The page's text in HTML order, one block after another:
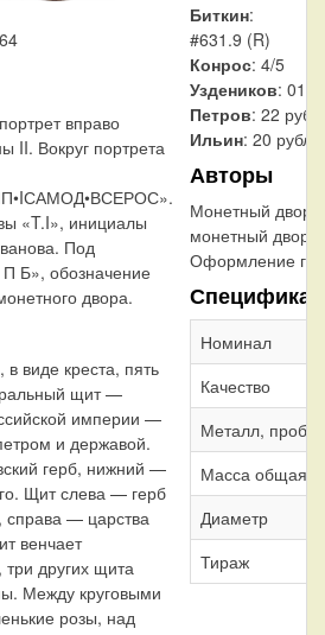
вправо
II. Вокруг портрета
«T.I», инициалы
Под
Б», обозначение
двора.
виде креста, пять
щит —
империи —
и державой.
герб, нижний —
Щит слева — герб
справа — царства
венчает
других щита
Между круговыми
розы, над
Биткин:
#631.9 (R)
Конрос: 4/5
Уздеников:
Петров: 22
Ильин: 20
Авторы
Монетный двор:
монетный двор
Оформление
Номинал
Качество
Металл, проба
Масса общая
Диаметр
Тираж